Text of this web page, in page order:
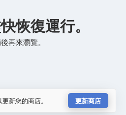
恢復運行。
再來瀏覽。
新您的商店。 更新商店